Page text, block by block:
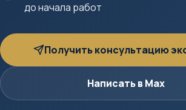
до начала работ
Получить консультацию
Написать в Max